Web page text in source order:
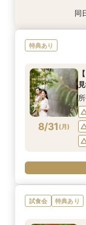
特典あり
8/30 (日)
8/30 (日)
特典あり
8/30 (日)
同
特典あり
8/31 (月)
試食会 特典あり